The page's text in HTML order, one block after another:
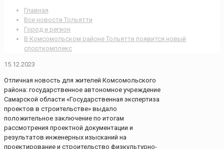
Главная
Все новости Тольятти
Город и регион
В Комсомольском районе Тольятти появится новый
спорткомплекс
15.12.2023
Отличная новость для жителей Комсомольского
района: государственное автономное учреждение
Самарской области «Государственная экспертиза
проектов в строительстве» выдало
положительное заключение по итогам
рассмотрения проектной документации и
результатов инженерных изысканий на
проектирование и строительство физкультурно-